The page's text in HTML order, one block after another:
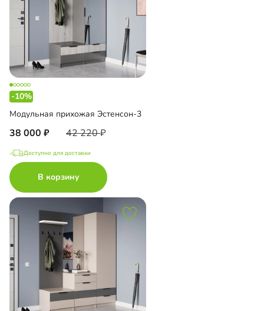
-10%
Модульная прихожая Эстенсон-3
38 000 42 220
Доступно для доставки
В корзину